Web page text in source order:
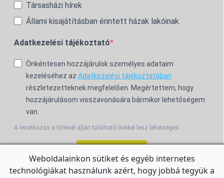
Társasházi hírek
Állami kisajátításban érintett házak lakóinak
Adatkezelési tájékoztató
Önkéntesen hozzájárulok személyes adataim
kezeléséhez az Adatkezelési tájékoztatóban
részletezetteknek megfelelően. Megértettem, hogy
hozzájárulásom visszavonására bármikor lehetőségem
van.
A leiratkozás a hírlevél alján található linkkel lesz lehetséges.
Weboldalainkon sütiket és egyéb internetes
technológiákat használunk azért, hogy jobbá tegyük a